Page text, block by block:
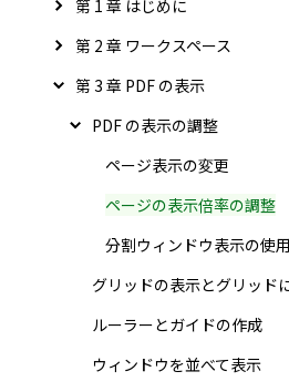
第 1 章 はじめに
第 2 章 ワークスペース
第 3 章 PDF の表示
PDF の表示の調整
ページ表示の変更
ページの表示倍率の調整
分割ウィンドウ表示の使用
グリッドの表示とグリッド
ルーラーとガイドの作成
ウィンドウを並べて表示